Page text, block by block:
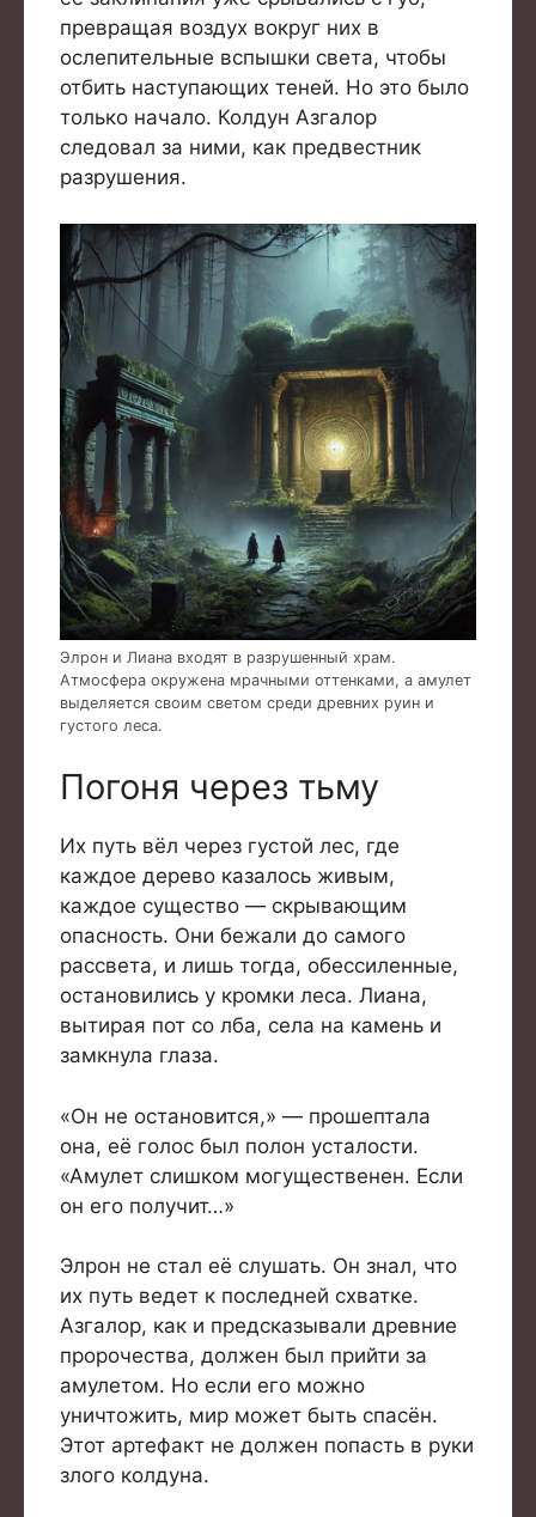
превращая воздух вокруг них в
ослепительные вспышки света, чтобы
отбить наступающих теней. Но это было
только начало. Колдун Азгалор
следовал за ними, как предвестник
разрушения.
Элрон и Лиана входят в разрушенный храм.
Атмосфера окружена мрачными оттенками, а амулет
выделяется своим светом среди древних руин и
густого леса.
Погоня через тьму
Их путь вёл через густой лес, где
каждое дерево казалось живым,
каждое существо — скрывающим
опасность. Они бежали до самого
рассвета, и лишь тогда, обессиленные,
остановились у кромки леса. Лиана,
вытирая пот со лба, села на камень и
замкнула глаза.
«Он не остановится,» — прошептала
она, её голос был полон усталости.
«Амулет слишком могущественен. Если
он его получит…»
Элрон не стал её слушать. Он знал, что
их путь ведет к последней схватке.
Азгалор, как и предсказывали древние
пророчества, должен был прийти за
амулетом. Но если его можно
уничтожить, мир может быть спасён.
Этот артефакт не должен попасть в руки
злого колдуна.